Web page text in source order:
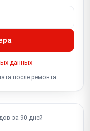
данных
после ремонта
за 90 дней